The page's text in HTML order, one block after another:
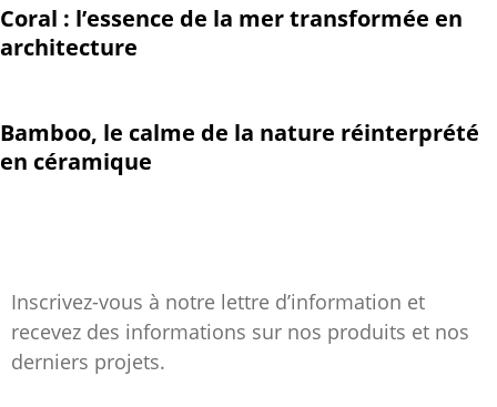
Coral : l’essence de la mer transformée en
architecture
Bamboo, le calme de la nature réinterprété
en céramique
Inscrivez-vous à notre lettre d’information et
recevez des informations sur nos produits et nos
derniers projets.